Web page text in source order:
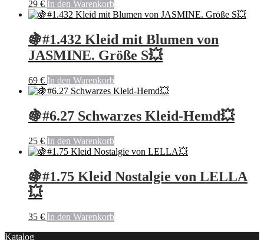
29 € In den Warenkorb
🍇#1.432 Kleid mit Blumen von
JASMINE. Größe S💥
69 € In den Warenkorb
🍇#6.27 Schwarzes Kleid-Hemd💥
25 € In den Warenkorb
🍇#1.75 Kleid Nostalgie von LELLA
💥
35 € In den Warenkorb
Katalog